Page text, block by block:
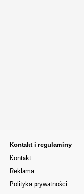
Kontakt i regulaminy
Kontakt
Reklama
Polityka prywatności